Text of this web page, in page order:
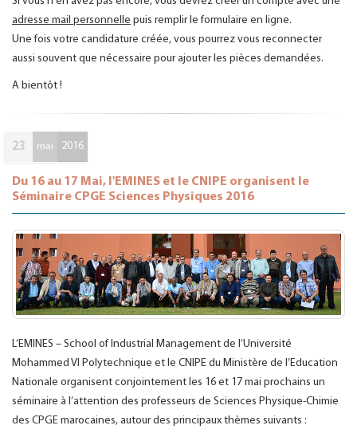
adresse mail personnelle puis remplir le formulaire en ligne.
Une fois votre candidature créée, vous pourrez vous reconnecter
aussi souvent que nécessaire pour ajouter les pièces demandées.
A bientôt !
23 mai 2016
Du 16 au 17 Mai, l'EMINES et le CNIPE organisent le
Séminaire CPGE Sciences Physiques 2016
L’EMINES – School of Industrial Management de l’Université
Mohammed VI Polytechnique et le CNIPE du Ministère de l’Education
Nationale organisent conjointement les 16 et 17 mai prochains un
séminaire à l’attention des professeurs de Sciences Physique-Chimie
des CPGE marocaines, autour des principaux thèmes suivants :